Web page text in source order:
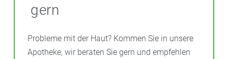
gern
Probleme mit der Haut? Kommen Sie in unsere
Apotheke, wir beraten Sie gern und empfehlen